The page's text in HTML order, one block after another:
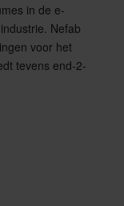
in de e-
Nefab
voor het
tevens end-2-